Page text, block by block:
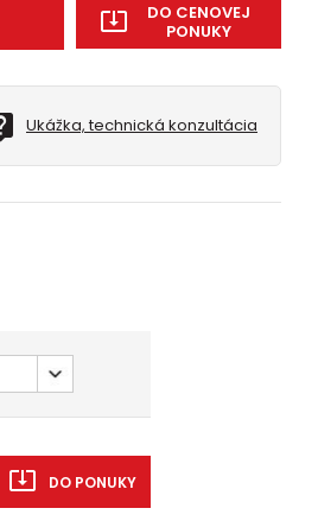
DO CENOVEJ
PONUKY
Ukážka, technická konzultácia
DO PONUKY